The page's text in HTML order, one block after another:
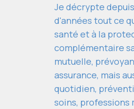
Je décrypte
d'années tout ce
santé et à la
complémentaire
mutuelle,
assurance, mais
quotidien,
soins, professions